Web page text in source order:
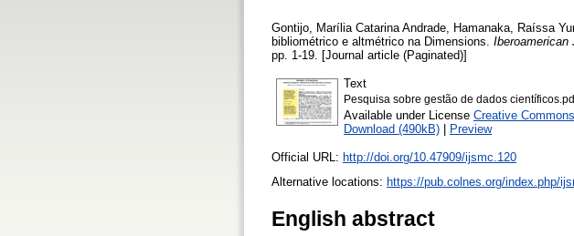
Gontijo, Marília Catarina Andrade Hamanaka, Raíssa
bibliométrico e altmétrico na Dimensions. Iberoamerican
pp. 1-19. [Journal article (Paginated)]
Text
Pesquisa sobre gestão de dados
Available under License Creative
Download (490kB) | Preview
Official URL: http://doi.org/10.47909/ijsmc.120
Alternative locations: https://pub.colnes.org/index.php/
English abstract